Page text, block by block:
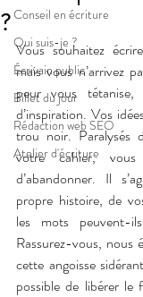
Conseil en écriture
Qui suis-je ?
Écrivain public
Billet du jour
Rédaction web SEO
Atelier d'écriture
?
Vous souhaitez
mais vous n’arrivez
peur vous
d’inspiration. Vos
trou noir. Paralysés
votre cahier,
d’abandonner. Il
propre histoire, de
les mots peuvent-
Rassurez-vous, nous
cette angoisse
possible de libérer